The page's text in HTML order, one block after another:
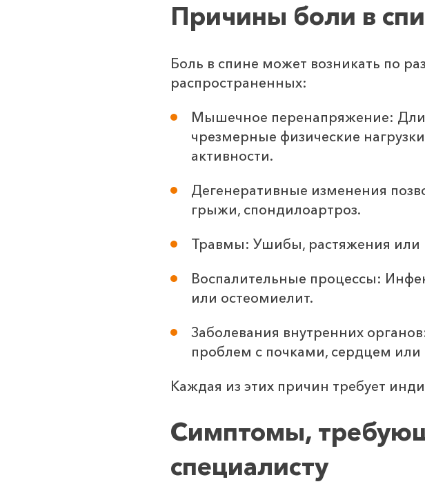
Причины боли в
Боль в спине может возникать по
распространенных:
Мышечное перенапряжение:
чрезмерные физические
активности.
Дегенеративные изменения
грыжи, спондилоартроз.
Травмы: Ушибы, растяжения или
Воспалительные процессы:
или остеомиелит.
Заболевания внутренних
проблем с почками, сердцем
Каждая из этих причин требует
Симптомы,
специалисту